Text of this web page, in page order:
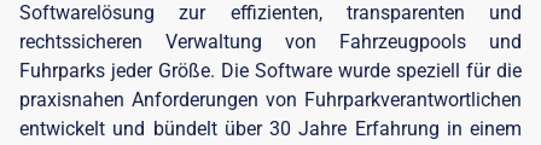
Softwarelösung zur effizienten, transparenten und
rechtssicheren Verwaltung von Fahrzeugpools und
Fuhrparks jeder Größe. Die Software wurde speziell für die
praxisnahen Anforderungen von Fuhrparkverantwortlichen
entwickelt und bündelt über 30 Jahre Erfahrung in einem